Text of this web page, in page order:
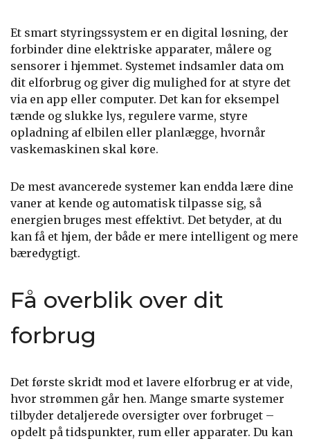
Et smart styringssystem er en digital løsning, der
forbinder dine elektriske apparater, målere og
sensorer i hjemmet. Systemet indsamler data om
dit elforbrug og giver dig mulighed for at styre det
via en app eller computer. Det kan for eksempel
tænde og slukke lys, regulere varme, styre
opladning af elbilen eller planlægge, hvornår
vaskemaskinen skal køre.
De mest avancerede systemer kan endda lære dine
vaner at kende og automatisk tilpasse sig, så
energien bruges mest effektivt. Det betyder, at du
kan få et hjem, der både er mere intelligent og mere
bæredygtigt.
Få overblik over dit
forbrug
Det første skridt mod et lavere elforbrug er at vide,
hvor strømmen går hen. Mange smarte systemer
tilbyder detaljerede oversigter over forbruget –
opdelt på tidspunkter, rum eller apparater. Du kan